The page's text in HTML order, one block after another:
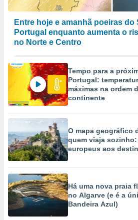
Entre hoje e amanhã poeiras do
Portugal enquanto aumenta o
no Norte e Centro
Tempo para a
Portugal:
máximas na ordem
continente
O mapa geográfico
quem viaja
europeus aos
Há uma nova praia
no Algarve (e é a
Bandeira Azul)